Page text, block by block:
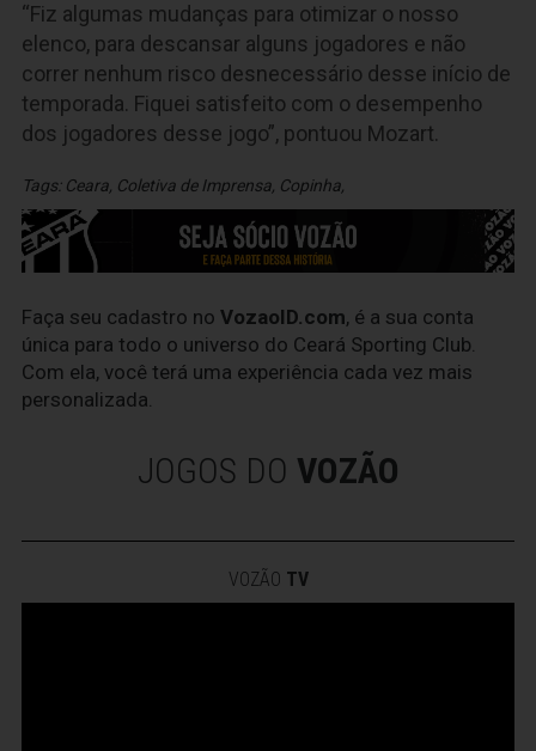
“Fiz algumas mudanças para otimizar o nosso
elenco, para descansar alguns jogadores e não
correr nenhum risco desnecessário desse início de
temporada. Fiquei satisfeito com o desempenho
dos jogadores desse jogo”, pontuou Mozart.
Tags: Ceara Coletiva de Imprensa Copinha
Faça seu cadastro no VozaoID.com, é a sua conta
única para todo o universo do Ceará Sporting Club.
Com ela, você terá uma experiência cada vez mais
personalizada.
JOGOS DO VOZÃO
VOZÃO TV